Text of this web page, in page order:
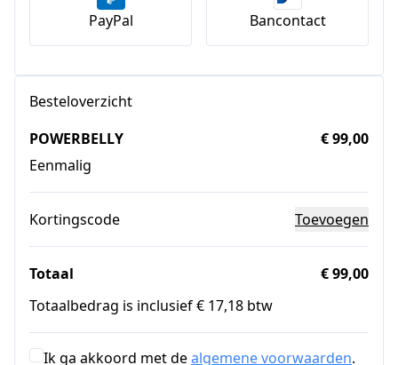
PayPal Bancontact
Besteloverzicht
POWERBELLY
Eenmalig
€ 99,00
Kortingscode Toevoegen
Totaal
€ 99,00
Totaalbedrag is inclusief € 17,18 btw
Ik ga akkoord met dealgemene voorwaarden.